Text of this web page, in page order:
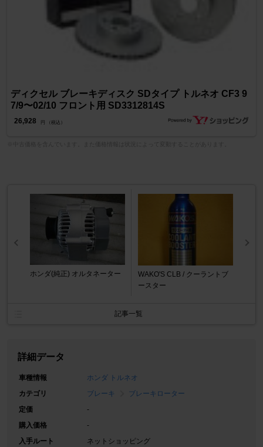
ディクセル ブレーキディスク SDタイプ トルネオ CF3 9
7/9〜02/10 フロント用 SD3312814S
26,928 円 （税込）
ホンダ(純正) オルタネーター
WAKO'S CLB / クーラントブ
ースター
記事一覧
詳細データ
車種情報
ホンダ トルネオ
カテゴリ
ブレーキ
ブレーキローター
定価
-
購入価格
-
入手ルート
ネットショッピング